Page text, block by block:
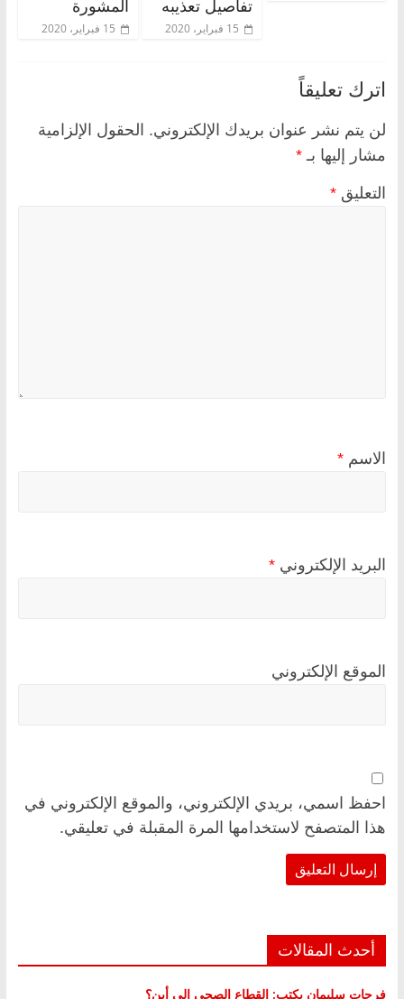
تفاصيل تعذيبه
15 فبراير، 2020
المشورة
15 فبراير، 2020
اترك تعليقاً
لن يتم نشر عنوان بريدك الإلكتروني. الحقول الإلزامية
مشار إليها بـ *
التعليق *
الاسم *
البريد الإلكتروني *
الموقع الإلكتروني
احفظ اسمي، بريدي الإلكتروني، والموقع الإلكتروني في
هذا المتصفح لاستخدامها المرة المقبلة في تعليقي.
أحدث المقالات
فرحات سليمان يكتب: القطاع الصحي إلى أين؟